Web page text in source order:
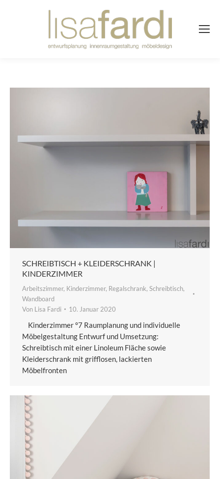
SCHREIBTISCH + KLEIDERSCHRANK |
KINDERZIMMER
Arbeitszimmer, Kinderzimmer, Regalschrank, Schreibtisch,
Wandboard
Von Lisa Fardi 10. Januar 2020
Kinderzimmer °7 Raumplanung und individuelle
Möbelgestaltung Entwurf und Umsetzung:
Schreibtisch mit einer Linoleum Fläche sowie
Kleiderschrank mit grifflosen, lackierten
Möbelfronten